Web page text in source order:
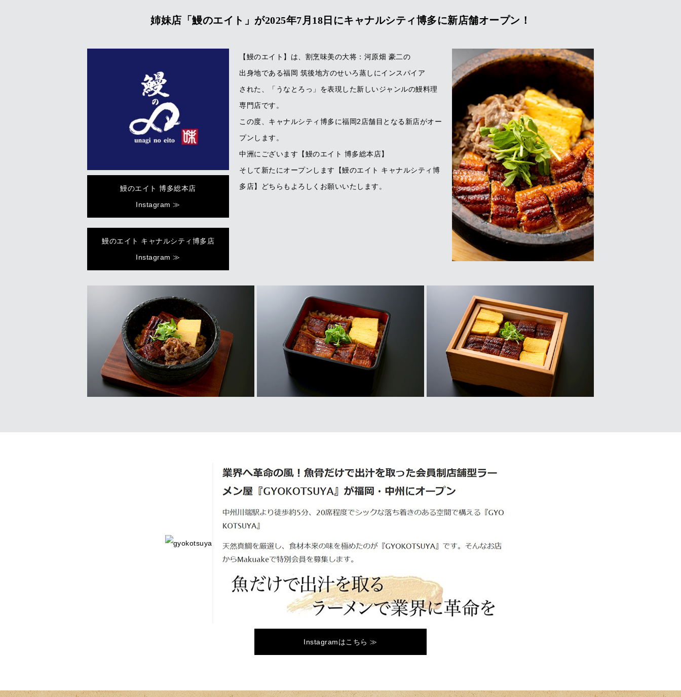
姉妹店「鰻のエイト」が2025年7月18日にキャナルシティ博多に新店舗オープン！
鰻のエイト 博多総本店
Instagram ≫
鰻のエイト キャナルシティ博多店
Instagram ≫
【鰻のエイト】は、割烹味美の大将：河原畑 豪二の
出身地である福岡 筑後地方のせいろ蒸しにインスパイア
された、「うなとろっ」を表現した新しいジャンルの鰻料理
専門店です。
この度、キャナルシティ博多に福岡2店舗目となる新店がオー
プンします。
中洲にございます【鰻のエイト 博多総本店】
そして新たにオープンします【鰻のエイト キャナルシティ博
多店】どちらもよろしくお願いいたします。
Instagramはこちら ≫